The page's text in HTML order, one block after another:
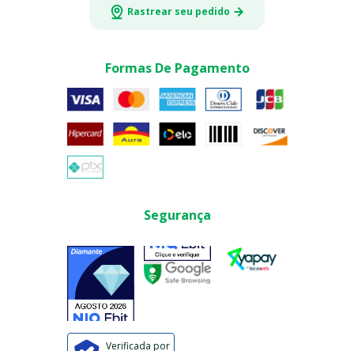
Rastrear seu pedido
Formas De Pagamento
Segurança
Verificada por